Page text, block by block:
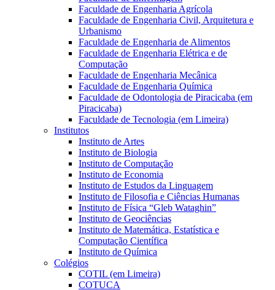
Faculdade de Engenharia Agrícola
Faculdade de Engenharia Civil, Arquitetura e
Urbanismo
Faculdade de Engenharia de Alimentos
Faculdade de Engenharia Elétrica e de
Computação
Faculdade de Engenharia Mecânica
Faculdade de Engenharia Química
Faculdade de Odontologia de Piracicaba (em
Piracicaba)
Faculdade de Tecnologia (em Limeira)
Institutos
Instituto de Artes
Instituto de Biologia
Instituto de Computação
Instituto de Economia
Instituto de Estudos da Linguagem
Instituto de Filosofia e Ciências Humanas
Instituto de Física “Gleb Wataghin”
Instituto de Geociências
Instituto de Matemática, Estatística e
Computação Científica
Instituto de Química
Colégios
COTIL (em Limeira)
COTUCA